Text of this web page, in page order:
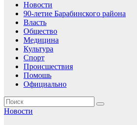
Новости
90-летие Барабинского района
Власть
Общество
Медицина
Культура
Спорт
Происшествия
Помошь
Официально
Новости